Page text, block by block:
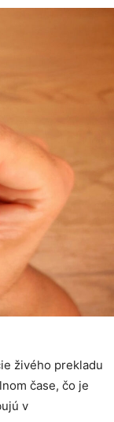
živého prekladu
čase, čo je
v